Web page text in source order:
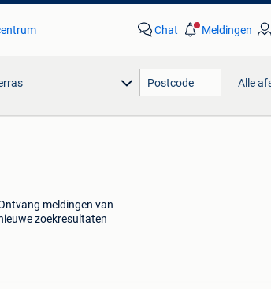
Chat Meldingen
Alle
meldingen van
zoekresultaten